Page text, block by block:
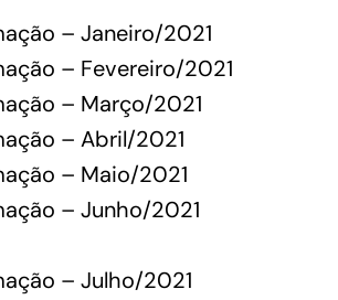
Repasse
Financiamentos com recursos do
Finep, FCO
– Janeiro/2021
– Fevereiro/2021
– Março/2021
– Abril/2021
– Maio/2021
– Junho/2021
– Julho/2021